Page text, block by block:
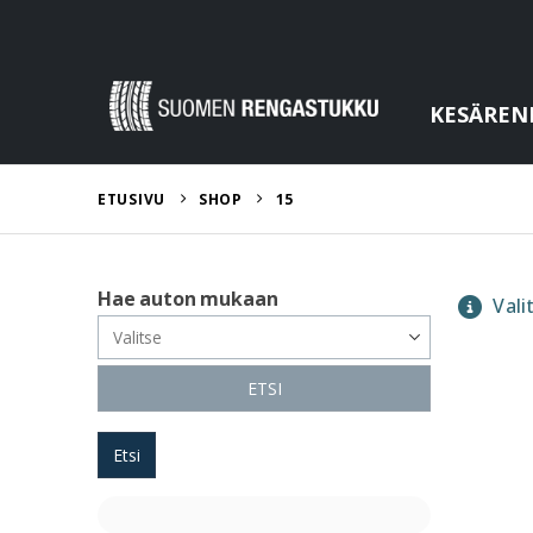
ETUSIVU SHOP 15
Hae auton mukaan
ETSI
Etsi